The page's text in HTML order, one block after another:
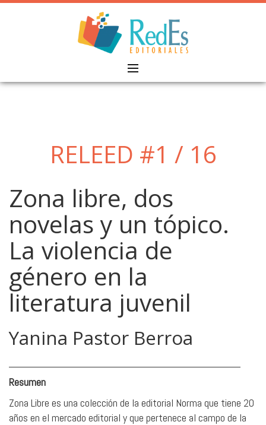
Skip
RELEED #1 / 16
Zona libre, dos
novelas y un tópico.
La violencia de
género en la
literatura juvenil
Yanina Pastor Berroa
Resumen
Zona Libre es una colección de la editorial Norma que tiene 20
años en el mercado editorial y que pertenece al campo de la